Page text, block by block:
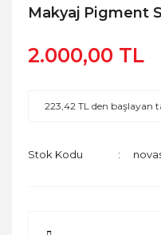
Makyaj Pigment
2.000,00 TL
223,42 TL den başlayan
Stok Kodu